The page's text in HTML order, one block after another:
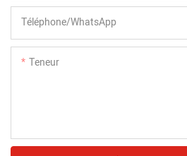
Téléphone/WhatsApp
Teneur